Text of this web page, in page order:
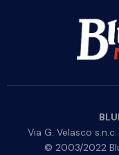
Via G. Velasco
© 2003/2022